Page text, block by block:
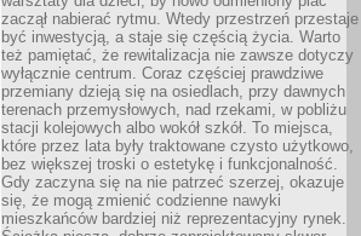
zaczął nabierać rytmu. Wtedy przestrzeń przestaje
być inwestycją, a staje się częścią życia. Warto
też pamiętać, że rewitalizacja nie zawsze dotyczy
wyłącznie centrum. Coraz częściej prawdziwe
przemiany dzieją się na osiedlach, przy dawnych
terenach przemysłowych, nad rzekami, w pobliżu
stacji kolejowych albo wokół szkół. To miejsca,
które przez lata były traktowane czysto użytkowo,
bez większej troski o estetykę i funkcjonalność.
Gdy zaczyna się na nie patrzeć szerzej, okazuje
się, że mogą zmienić codzienne nawyki
mieszkańców bardziej niż reprezentacyjny rynek.